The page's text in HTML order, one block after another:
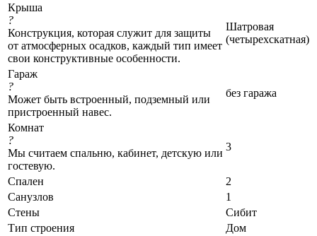
Крыша
?
Конструкция, которая служит для защиты
от атмосферных осадков, каждый тип имеет
свои конструктивные особенности.
Шатровая
(четырехскатная)
Гараж
?
Может быть встроенный, подземный или
пристроенный навес.
без гаража
Комнат
?
Мы считаем спальню, кабинет, детскую или
гостевую.
3
Спален
2
Санузлов
1
Стены
Сибит
Тип строения
Дом